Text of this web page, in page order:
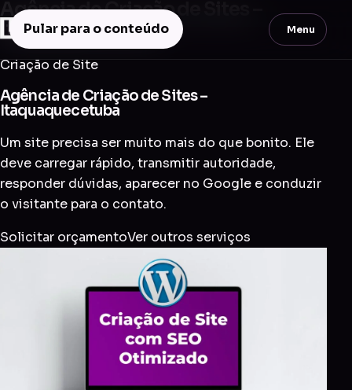
Pular para o conteúdo Menu
Agência de Criação de Sites –
Itaquaquecetuba
Criação de Site
Agência de Criação de Sites –
Itaquaquecetuba
Um site precisa ser muito mais do que bonito. Ele
deve carregar rápido, transmitir autoridade,
responder dúvidas, aparecer no Google e conduzir
o visitante para o contato.
Solicitar orçamentoVer outros serviços